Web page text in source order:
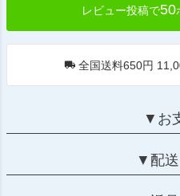
レビュー投稿で50
全国送料650円
▼お
▼配